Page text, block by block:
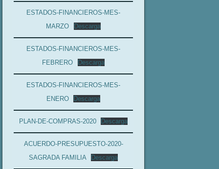
ESTADOS-FINANCIEROS-MES-
MARZO
Descarga
ESTADOS-FINANCIEROS-MES-
FEBRERO
Descarga
ESTADOS-FINANCIEROS-MES-
ENERO
Descarga
PLAN-DE-COMPRAS-2020 Descarga
ACUERDO-PRESUPUESTO-2020-
SAGRADA FAMILIA
Descarga